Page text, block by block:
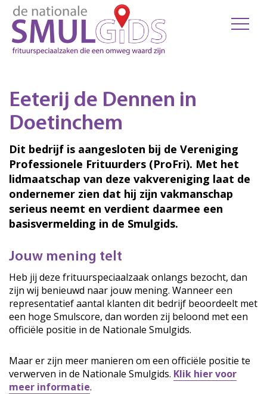
Eeterij de Dennen in
Doetinchem
Dit bedrijf is aangesloten bij de Vereniging
Professionele Frituurders (ProFri). Met het
lidmaatschap van deze vakvereniging laat de
ondernemer zien dat hij zijn vakmanschap
serieus neemt en verdient daarmee een
basisvermelding in de Smulgids.
Jouw mening telt
Heb jij deze frituurspeciaalzaak onlangs bezocht, dan
zijn wij benieuwd naar jouw mening. Wanneer een
representatief aantal klanten dit bedrijf beoordeelt met
een hoge Smulscore, dan worden zij beloond met een
officiële positie in de Nationale Smulgids.
Maar er zijn meer manieren om een officiële positie te
verwerven in de Nationale Smulgids. Klik hier voor
meer informatie.